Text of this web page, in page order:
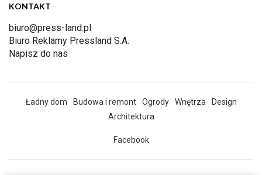
KONTAKT
biuro@press-land.pl
Biuro Reklamy Pressland S.A.
Napisz do nas
Ładny dom Budowa i remont Ogrody Wnętrza
Design
Architektura
Facebook